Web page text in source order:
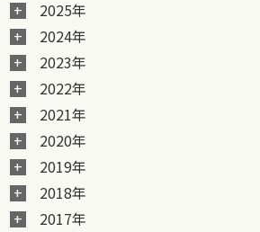
2025年
2024年
2023年
2022年
2021年
2020年
2019年
2018年
2017年